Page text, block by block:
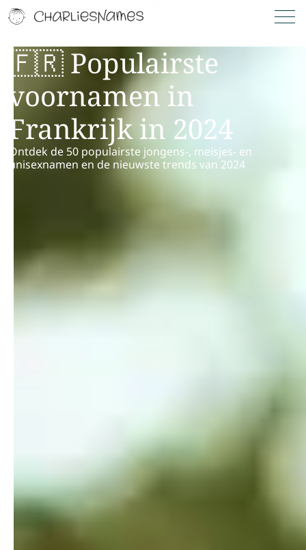
🇫🇷 Populairste
voornamen in
Frankrijk in 2024
Ontdek de 50 populairste jongens-, meisjes- en
unisexnamen en de nieuwste trends van 2024